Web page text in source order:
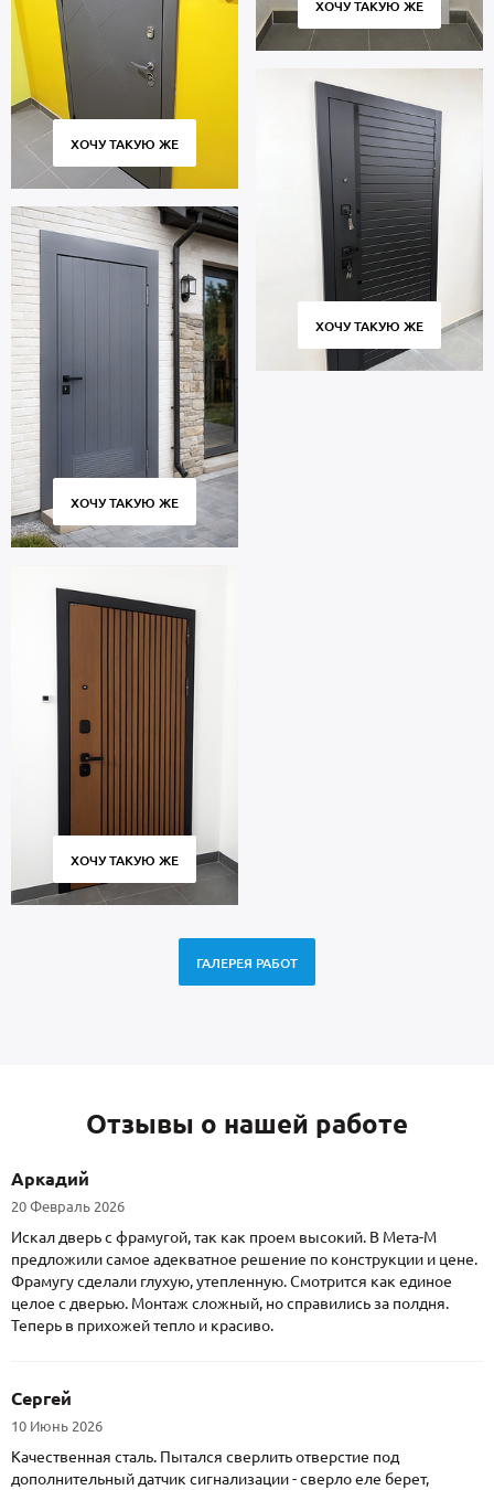
ХОЧУ ТАКУЮ ЖЕ
ХОЧУ ТАКУЮ ЖЕ
ХОЧУ ТАКУЮ ЖЕ
ХОЧУ ТАКУЮ ЖЕ
ХОЧУ ТАКУЮ ЖЕ
ГАЛЕРЕЯ РАБОТ
Отзывы о нашей работе
Аркадий
20 Февраль 2026
Искал дверь с фрамугой, так как проем высокий. В Мета-М
предложили самое адекватное решение по конструкции и цене.
Фрамугу сделали глухую, утепленную. Смотрится как единое
целое с дверью. Монтаж сложный, но справились за полдня.
Теперь в прихожей тепло и красиво.
Сергей
10 Июнь 2026
Качественная сталь. Пытался сверлить отверстие под
дополнительный датчик сигнализации - сверло еле берет,